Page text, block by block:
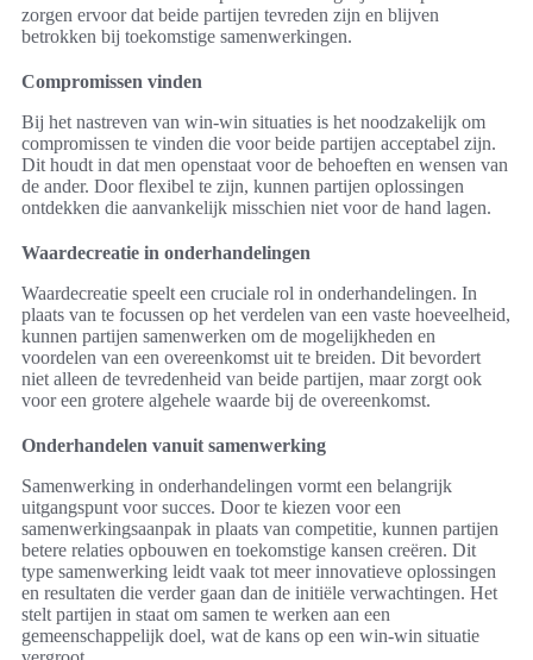
zorgen ervoor dat beide partijen tevreden zijn en blijven
betrokken bij toekomstige samenwerkingen.
Compromissen vinden
Bij het nastreven van win-win situaties is het noodzakelijk om
compromissen te vinden die voor beide partijen acceptabel zijn.
Dit houdt in dat men openstaat voor de behoeften en wensen van
de ander. Door flexibel te zijn, kunnen partijen oplossingen
ontdekken die aanvankelijk misschien niet voor de hand lagen.
Waardecreatie in onderhandelingen
Waardecreatie speelt een cruciale rol in onderhandelingen. In
plaats van te focussen op het verdelen van een vaste hoeveelheid,
kunnen partijen samenwerken om de mogelijkheden en
voordelen van een overeenkomst uit te breiden. Dit bevordert
niet alleen de tevredenheid van beide partijen, maar zorgt ook
voor een grotere algehele waarde bij de overeenkomst.
Onderhandelen vanuit samenwerking
Samenwerking in onderhandelingen vormt een belangrijk
uitgangspunt voor succes. Door te kiezen voor een
samenwerkingsaanpak in plaats van competitie, kunnen partijen
betere relaties opbouwen en toekomstige kansen creëren. Dit
type samenwerking leidt vaak tot meer innovatieve oplossingen
en resultaten die verder gaan dan de initiële verwachtingen. Het
stelt partijen in staat om samen te werken aan een
gemeenschappelijk doel, wat de kans op een win-win situatie